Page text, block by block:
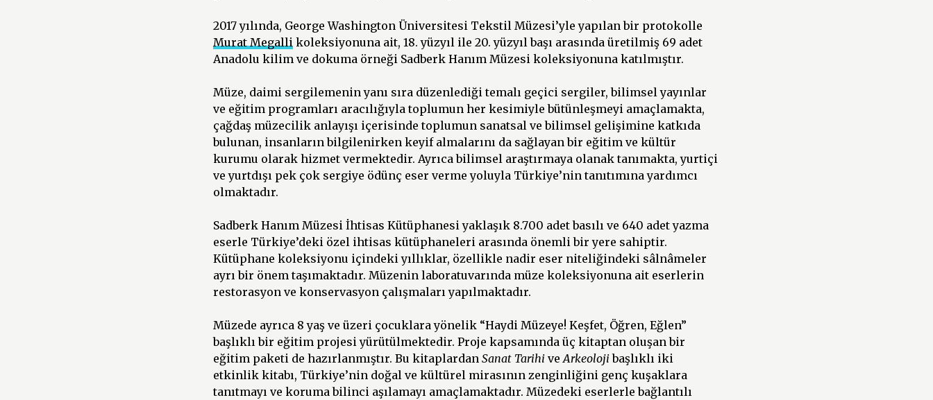
2017 yılında, George Washington Üniversitesi Tekstil Müzesi’yle yapılan bir protokolle
Murat Megalli koleksiyonuna ait, 18. yüzyıl ile 20. yüzyıl başı arasında üretilmiş 69 adet
Anadolu kilim ve dokuma örneği Sadberk Hanım Müzesi koleksiyonuna katılmıştır.
Müze, daimi sergilemenin yanı sıra düzenlediği temalı geçici sergiler, bilimsel yayınlar
ve eğitim programları aracılığıyla toplumun her kesimiyle bütünleşmeyi amaçlamakta,
çağdaş müzecilik anlayışı içerisinde toplumun sanatsal ve bilimsel gelişimine katkıda
bulunan, insanların bilgilenirken keyif almalarını da sağlayan bir eğitim ve kültür
kurumu olarak hizmet vermektedir. Ayrıca bilimsel araştırmaya olanak tanımakta, yurtiçi
ve yurtdışı pek çok sergiye ödünç eser verme yoluyla Türkiye’nin tanıtımına yardımcı
olmaktadır.
Sadberk Hanım Müzesi İhtisas Kütüphanesi yaklaşık 8.700 adet basılı ve 640 adet yazma
eserle Türkiye’deki özel ihtisas kütüphaneleri arasında önemli bir yere sahiptir.
Kütüphane koleksiyonu içindeki yıllıklar, özellikle nadir eser niteliğindeki sâlnâmeler
ayrı bir önem taşımaktadır. Müzenin laboratuvarında müze koleksiyonuna ait eserlerin
restorasyon ve konservasyon çalışmaları yapılmaktadır.
Müzede ayrıca 8 yaş ve üzeri çocuklara yönelik “Haydi Müzeye! Keşfet, Öğren, Eğlen”
başlıklı bir eğitim projesi yürütülmektedir. Proje kapsamında üç kitaptan oluşan bir
eğitim paketi de hazırlanmıştır. Bu kitaplardan Sanat Tarihi ve Arkeoloji başlıklı iki
etkinlik kitabı, Türkiye’nin doğal ve kültürel mirasının zenginliğini genç kuşaklara
tanıtmayı ve koruma bilinci aşılamayı amaçlamaktadır. Müzedeki eserlerle bağlantılı